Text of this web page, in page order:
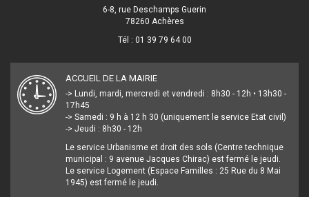
6-8, rue Deschamps Guerin
78260 Achères
Tél : 01 39 79 64 00
ACCUEIL DE LA MAIRIE
-> Lundi, mardi, mercredi et vendredi : 8h30 - 12h • 13h30 -
17h45
-> Samedi : 9 h à 12 h 30 (uniquement le service Etat civil)
-> Jeudi : 8h30 - 12h
Le service Urbanisme et droit des sols (Centre technique
municipal : 9 avenue Jacques Chirac) est fermé le jeudi.
Le service Logement (Espace Familles : 25 Rue du 8 Mai
1945) est fermé le jeudi.